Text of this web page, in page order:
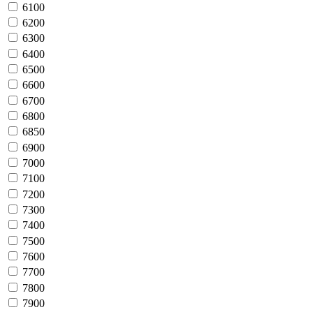
6100
6200
6300
6400
6500
6600
6700
6800
6850
6900
7000
7100
7200
7300
7400
7500
7600
7700
7800
7900